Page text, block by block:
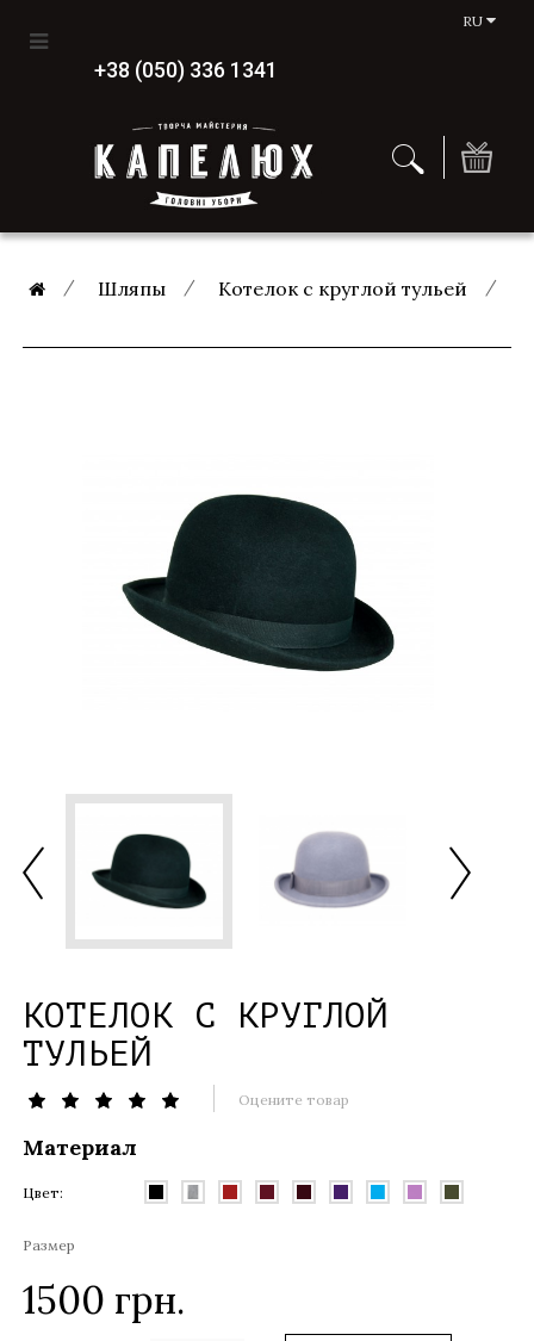
RU
+38 (050) 336 1341
Шляпы Котелок с круглой тульей
КОТЕЛОК С КРУГЛОЙ
ТУЛЬЕЙ
Оцените товар
Материал
Цвет:
Размер
1500 грн.